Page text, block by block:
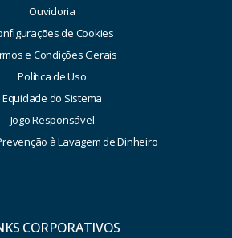
Ouvidoria
de Cookies
e Condições Gerais
Política de Uso
Equidade do Sistema
Jogo Responsável
à Lavagem de Dinheiro
CORPORATIVOS